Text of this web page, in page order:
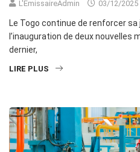
L'EmissaireAdmin 03/12/2025
Le Togo continue de renforcer
l’inauguration de deux nouvelles
dernier,
LIRE PLUS